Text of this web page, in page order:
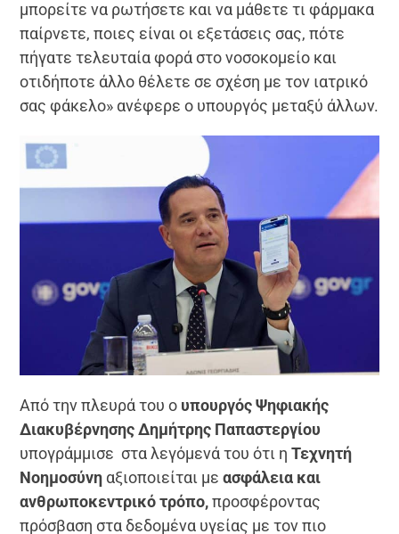
μπορείτε να ρωτήσετε και να μάθετε τι φάρμακα
παίρνετε, ποιες είναι οι εξετάσεις σας, πότε
πήγατε τελευταία φορά στο νοσοκομείο και
οτιδήποτε άλλο θέλετε σε σχέση με τον ιατρικό
σας φάκελο» ανέφερε ο υπουργός μεταξύ άλλων.
Από την πλευρά του ο υπουργός Ψηφιακής
Διακυβέρνησης Δημήτρης Παπαστεργίου
υπογράμμισε στα λεγόμενά του ότι ηΤεχνητή
Νοημοσύνη αξιοποιείται μεασφάλεια και
ανθρωποκεντρικό τρόπο,προσφέροντας
πρόσβαση στα δεδομένα υγείας με τον πιο